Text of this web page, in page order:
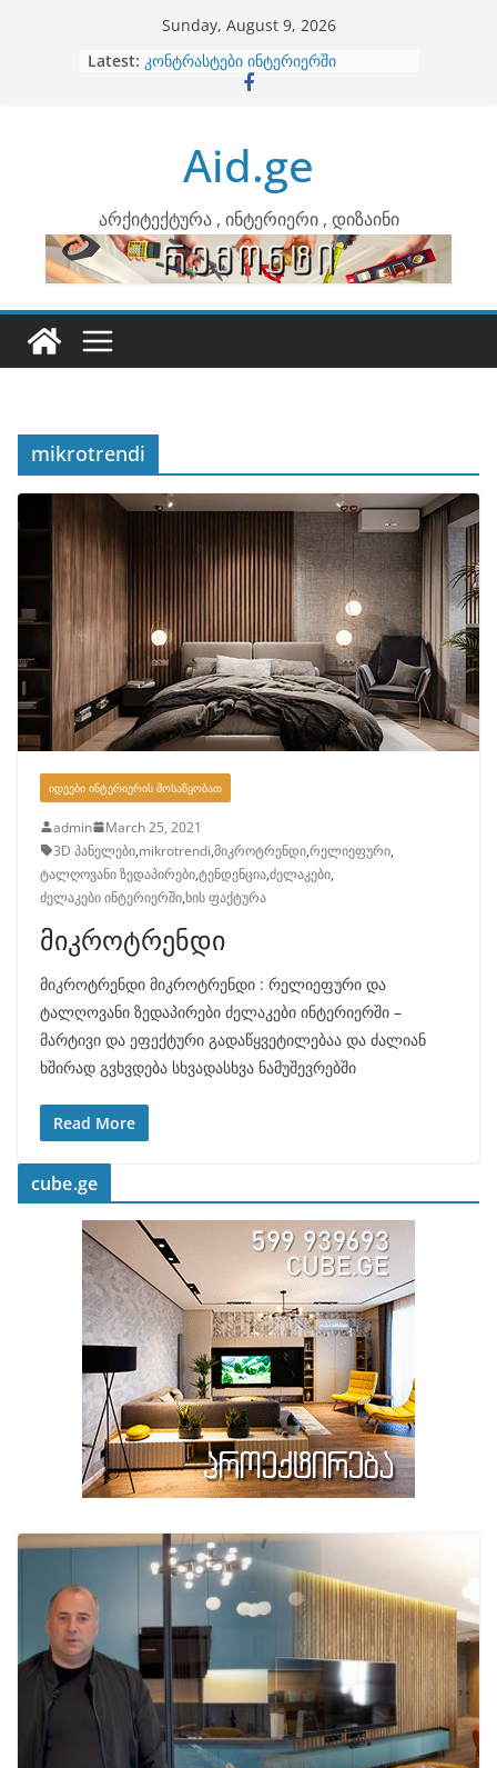
Sunday, August 9, 2026
Latest: ბინების გაერთიანება
კონტრასტები ინტერიერში
ინტერიერის დიზიანი
არტემიდი წარმოგიდგენთ
Aid.ge
არქიტექტურა , ინტერიერი , დიზაინი
mikrotrendi
ᲘᲓᲔᲔᲑᲘ ᲘᲜᲢᲔᲠᲘᲔᲠᲘᲡ ᲛᲝᲡᲐᲬᲧᲝᲑᲐᲗ
admin
March 25, 2021
3D პანელები,mikrotrendi,მიკროტრენდი,რელიეფური,
ტალღოვანი ზედაპირები,ტენდენცია,ძელაკები,
ძელაკები ინტერიერში,ხის ფაქტურა
მიკროტრენდი
მიკროტრენდი მიკროტრენდი : რელიეფური და
ტალღოვანი ზედაპირები ძელაკები ინტერიერში –
მარტივი და ეფექტური გადაწყვეტილებაა და ძალიან
ხშირად გვხვდება სხვადასხვა ნამუშევრებში
Read More
cube.ge